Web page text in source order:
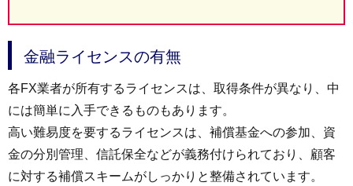
金融ライセンスの有無
各FX業者が所有するライセンスは、取得条件が異なり、中
には簡単に入手できるものもあります。
高い難易度を要するライセンスは、補償基金への参加、資
金の分別管理、信託保全などが義務付けられており、顧客
に対する補償スキームがしっかりと整備されています。